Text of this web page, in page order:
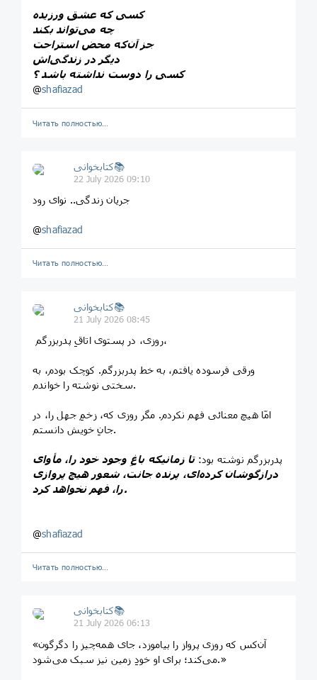
کسی که عشق ورزیده
چه می‌تواند بکند
جز آن‌که محض استراحت
کسی را دوست نداشته باشد ؟
@shafiazad
Читать полностью…
کتابخوانی📚
22 July 2026 09:10
جریان زندگی.. نوای رود
@shafiazad
Читать полностью…
کتابخوانی📚
21 July 2026 08:45
‍ ‏روزی، در پستوی اتاقِ پدربزرگم،
ورقی فرسوده یافتم، به خط پدربزرگم. کوچک بودم، به
سختی نوشته را خواندم.
امّا هیچ معنائی فهم نکردم. مگر روزی که، زخمِ جهل را، در
جانِ خویش دانستم.
پدربزرگم نوشته بود:تا زمانیکه باغِ وجود خود را، مأوای
درازگوشان کرده‌ای، پرندە جانت، شعور هیچ پروازی
را، فهم نخواهد کرد.
@shafiazad
Читать полностью…
کتابخوانی📚
21 July 2026 06:13
«آن‌کس که روزی پرواز را بیاموزد، جای همه‌چیز را دگرگون
می‌کند؛ برای او خودِ زمین نیز سبک می‌شود.»